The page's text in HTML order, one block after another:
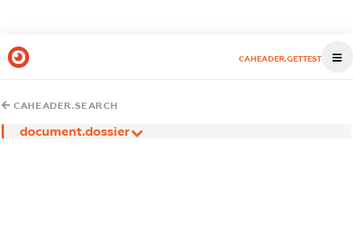
CAHEADER.GETTEST
CAHEADER.SEARCH
document.dossier